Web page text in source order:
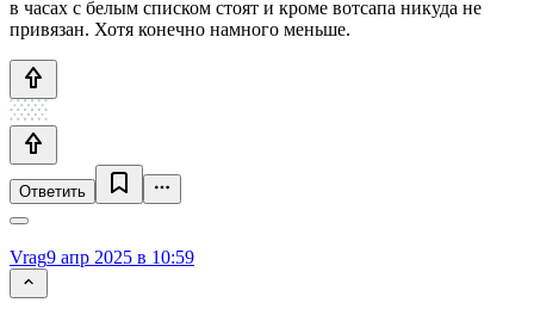
в часах с белым списком стоят и кроме вотсапа никуда не
привязан. Хотя конечно намного меньше.
Ответить
Vrag9 апр 2025 в 10:59